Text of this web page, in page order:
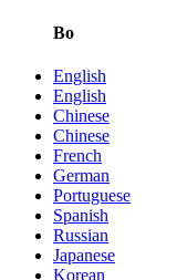
Bo
English
English
Chinese
Chinese
French
German
Portuguese
Spanish
Russian
Japanese
Korean